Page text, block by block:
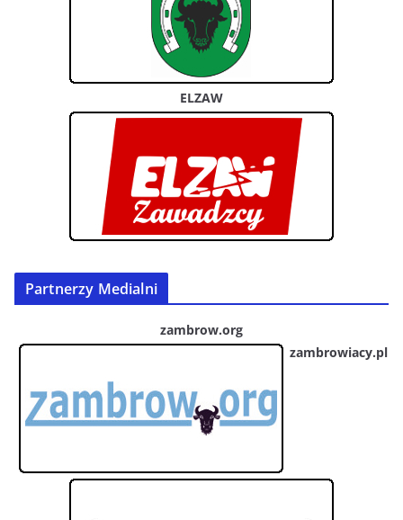
ELZAW
Partnerzy Medialni
zambrow.org
zambrowiacy.pl